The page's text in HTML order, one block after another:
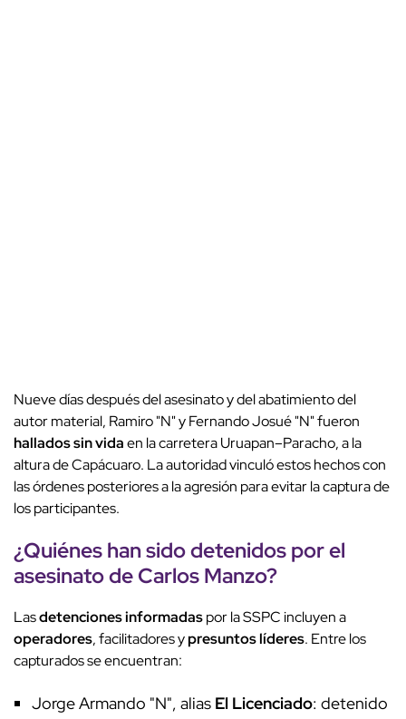
Nueve días después del asesinato y del abatimiento del
autor material, Ramiro "N" y Fernando Josué "N" fueron
hallados sin vidaen la carretera Uruapan–Paracho, a la
altura de Capácuaro. La autoridad vinculó estos hechos con
las órdenes posteriores a la agresión para evitar la captura de
los participantes.
¿Quiénes han sido detenidos por el
asesinato deCarlos Manzo?
Lasdetenciones informadaspor la SSPC incluyen a
operadores, facilitadores ypresuntos líderes. Entre los
capturados se encuentran:
Jorge Armando "N", alias El Licenciado: detenido